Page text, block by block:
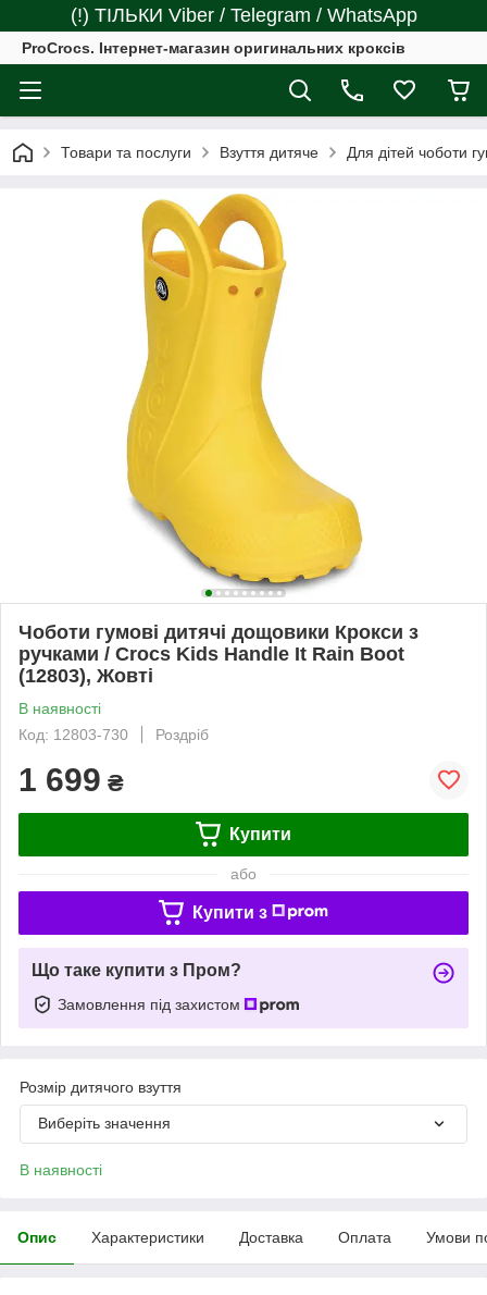
(!) ТІЛЬКИ Viber / Telegram / WhatsApp
ProCrocs. Інтернет-магазин оригинальних кроксів
Товари та послуги Взуття дитяче Для дітей чоботи
Чоботи гумові дитячі дощовики Крокси з
ручками / Crocs Kids Handle It Rain Boot
(12803), Жовті
В наявності
Код: 12803-730
Роздріб
1 699 ₴
Купити
або
Купити з
Що таке купити з Пром?
Замовлення під захистом
Розмір дитячого взуття
Виберіть значення
В наявності
Опис Характеристики Доставка Оплата Умови